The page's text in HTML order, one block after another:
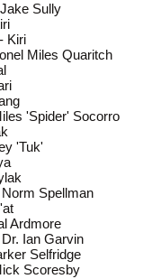
Sully
Kiri
Miles Quaritch
'Spider' Socorro
'Tuk'
Spellman
Ardmore
Ian Garvin
Selfridge
Scoresby